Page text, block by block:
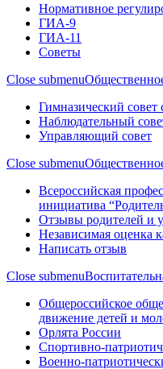
Нормативное
ГИА-9
ГИА-11
Советы
Close submenu
Гимназический совет
Наблюдательный
Управляющий совет
Close submenu
Всероссийская
инициатива
Отзывы родителей и
Независимая оценка
Написать отзыв
Close submenu
Общероссийское
движение детей и
Орлята России
Спортивно-
Военно-